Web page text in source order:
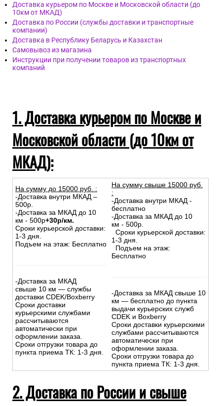
Доставка курьером по Москве и Московской области (до
10км от МКАД)
Доставка по России (службы доставки и транспортные
компании)
Доставка в Республику Беларусь и Казахстан
Самовывоз из магазина
Инструкции при получении товаров из транспортных
компаний
1. Доставка курьером по Москве и
Московской области (до 10км от
МКАД):
На сумму до 15000 руб. :
-Доставка внутри МКАД –
500р.
-Доставка за МКАД до 10
км - 500р+30р/км.
Сроки курьерской доставки:
1-3 дня.
Подъем на этаж: Бесплатно
-Доставка за МКАД
свыше 10 км — службы
доставки CDEK/Boxberry
Сроки доставки
курьерскими службами
рассчитываются
автоматически при
оформлении заказа.
Сроки отгрузки товара до
пункта приема ТК: 1-3 дня.
На сумму свыше 15000 руб.
:
-Доставка внутри МКАД -
бесплатно
-Доставка за МКАД до 10
км - 500р.
Сроки курьерской доставки:
1-3 дня.
Подъем на этаж:
Бесплатно
-Доставка за МКАД свыше 10
км — бесплатно до пункта
выдачи курьерских служб
CDEK и Boxberry
Сроки доставки курьерскими
службами рассчитываются
автоматически при
оформлении заказа.
Сроки отгрузки товара до
пункта приема ТК: 1-3 дня.
2. Доставка по России и свыше